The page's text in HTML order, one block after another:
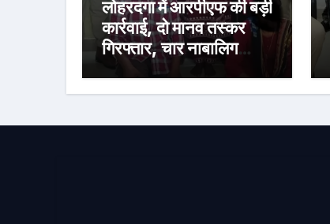
लोहरदगा में आरपीएफ की बड़ी
कार्रवाई, दो मानव तस्कर
गिरफ्तार, चार नाबालिग
बालिकाओं को बचाया